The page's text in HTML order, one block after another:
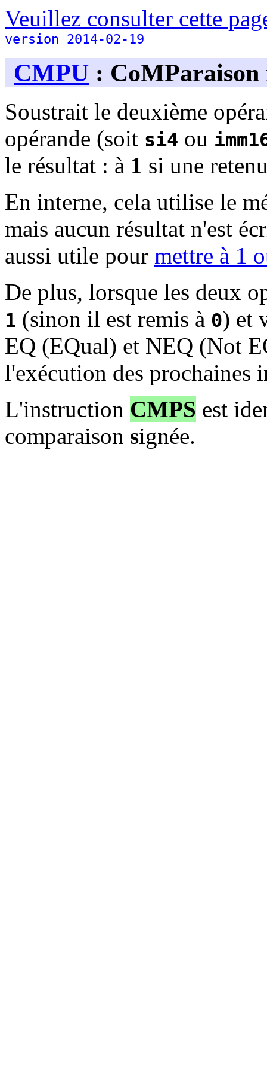
Veuillez consulter cette
version 2014-02-19
CMPU : CoMParaison
Soustrait le deuxième
opérande (soit si4 ou
le résultat : à 1 si une
En interne, cela utilise le
mais aucun résultat n'est
aussi utile pour mettre à 1
De plus, lorsque les deux
1 (sinon il est remis à 0) et
EQ (EQual) et NEQ (Not
l'exécution des prochaines
L'instruction CMPS est
comparaison signée.